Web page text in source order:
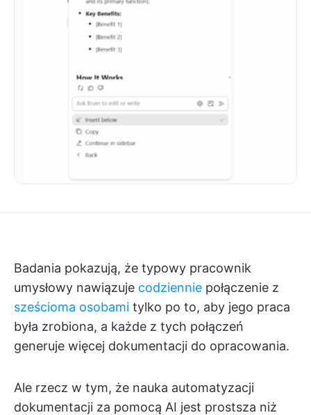
Badania pokazują, że typowy pracownik
umysłowy nawiązuje codziennie połączenie z
sześcioma osobami tylko po to, aby jego praca
była zrobiona, a każde z tych połączeń
generuje więcej dokumentacji do opracowania.
Ale rzecz w tym, że nauka automatyzacji
dokumentacji za pomocą AI jest prostsza niż